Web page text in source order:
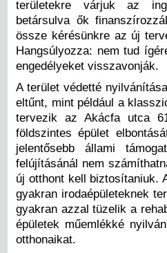
területekre várjuk az
betársulva ők
össze kérésünkre az új
Hangsúlyozza: nem tud
engedélyeket visszavonják.
A terület védetté
eltűnt, mint például a
tervezik az Akácfa utca
földszintes épület
jelentősebb állami
felújításánál nem
új otthont kell biztosítaniuk.
gyakran irodaépületeknek
gyakran azzal tüzelik a
épületek műemlékké
otthonaikat.